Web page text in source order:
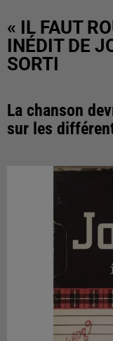
« IL FAUT
INÉDIT DE
SORTI
La chanson
sur les